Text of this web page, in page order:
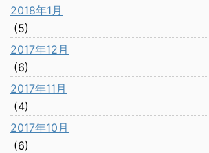
2018年1月
(5)
2017年12月
(6)
2017年11月
(4)
2017年10月
(6)